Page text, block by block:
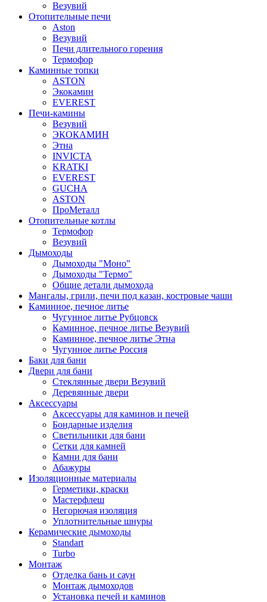
Везувий
Отопительные печи
Aston
Везувий
Печи длительного горения
Термофор
Каминные топки
ASTON
Экокамин
EVEREST
Печи-камины
Везувий
ЭКОКАМИН
Этна
INVICTA
KRATKI
EVEREST
GUCHA
ASTON
ПроМеталл
Отопительные котлы
Термофор
Везувий
Дымоходы
Дымоходы "Моно"
Дымоходы "Термо"
Общие детали дымохода
Мангалы, грили, печи под казан, костровые чаши
Каминное, печное литье
Чугунное литье Рубцовск
Каминное, печное литье Везувий
Каминное, печное литье Этна
Чугунное литье Россия
Баки для бани
Двери для бани
Стеклянные двери Везувий
Деревянные двери
Аксессуары
Аксессуары для каминов и печей
Бондарные изделия
Светильники для бани
Сетки для камней
Камни для бани
Абажуры
Изоляционные материалы
Герметики, краски
Мастерфлеш
Негорючая изоляция
Уплотнительные шнуры
Керамические дымоходы
Standart
Turbo
Монтаж
Отделка бань и саун
Монтаж дымоходов
Установка печей и каминов